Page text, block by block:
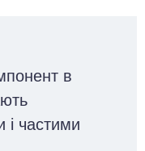
в
і частими